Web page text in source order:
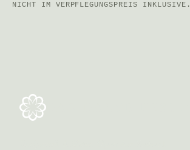
NICHT IM VERPFLEGUNGSPREIS INKLUSIVE.